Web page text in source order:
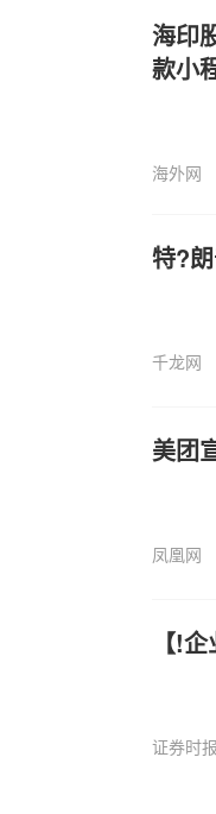
海印
款小
海外网
特?
千龙网
美团
凤凰网
【!
证券时